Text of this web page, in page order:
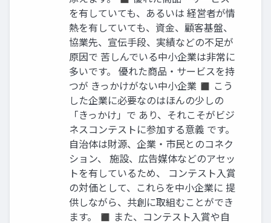
を有していても、あるいは 経営者が情
熱を有していても、資金、顧客基盤、
協業先、宣伝手段、実績などの不足が
原因で 苦しんでいる中小企業は非常に
多いです。 優れた商品・サービスを持
つが きっかけがない中小企業 ◼ こう
した企業に必要なのはほんの少しの
「きっかけ」で あり、それこそがビジ
ネスコンテストに参加する意義 です。
自治体は財源、企業・市民とのコネク
ション、 施設、広告媒体などのアセッ
トを有しているため、 コンテスト入賞
の対価として、これらを中小企業に 提
供しながら、共創に取組むことができ
ます。 ◼ また、コンテスト入賞や自